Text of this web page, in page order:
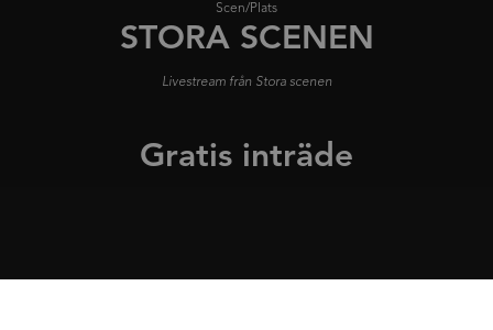
Scen/Plats
STORA SCENEN
Livestream från Stora scenen
Gratis inträde